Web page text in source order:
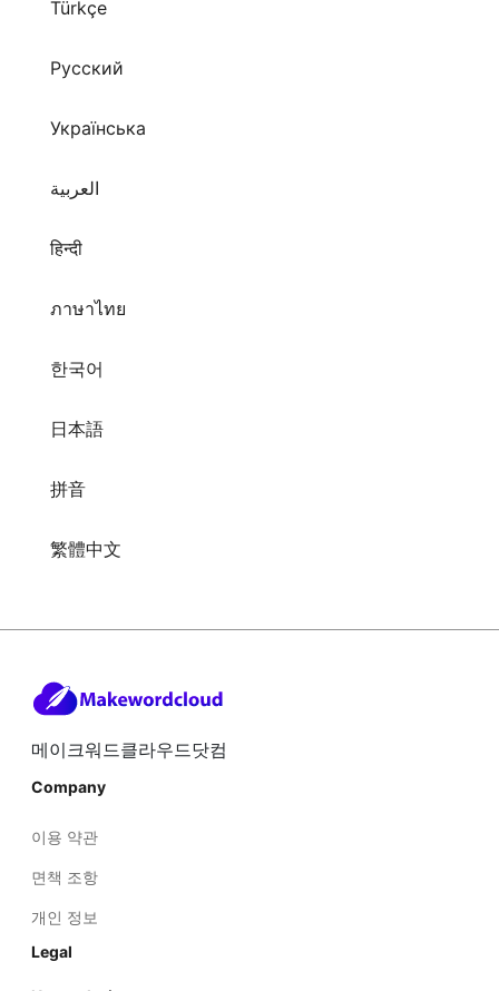
Türkçe
Русский
Українська
العربية
हिन्दी
ภาษาไทย
한국어
日本語
拼音
繁體中文
메이크워드클라우드닷컴
Company
이용 약관
면책 조항
개인 정보
Legal